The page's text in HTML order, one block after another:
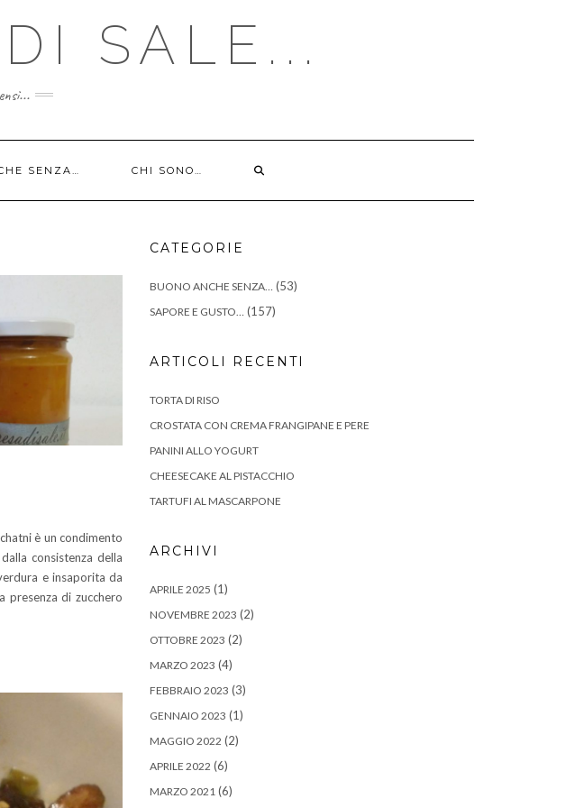
SALE...
SENZA… CHI SONO…
è un condimento
consistenza della
e insaporita da
presenza di zucchero
CATEGORIE
BUONO ANCHE SENZA… (53)
SAPORE E GUSTO… (157)
ARTICOLI RECENTI
TORTA DI RISO
CROSTATA CON CREMA FRANGIPANE E PERE
PANINI ALLO YOGURT
CHEESECAKE AL PISTACCHIO
TARTUFI AL MASCARPONE
ARCHIVI
APRILE 2025 (1)
NOVEMBRE 2023 (2)
OTTOBRE 2023 (2)
MARZO 2023 (4)
FEBBRAIO 2023 (3)
GENNAIO 2023 (1)
MAGGIO 2022 (2)
APRILE 2022 (6)
MARZO 2021 (6)